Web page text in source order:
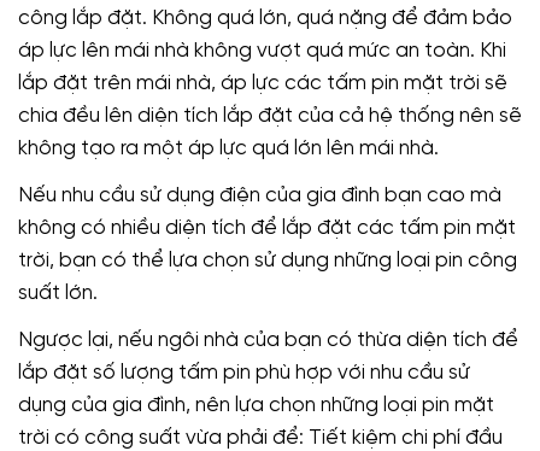
công lắp đặt. Không quá lớn, quá nặng để đảm bảo
áp lực lên mái nhà không vượt quá mức an toàn. Khi
lắp đặt trên mái nhà, áp lực các tấm pin mặt trời sẽ
chia đều lên diện tích lắp đặt của cả hệ thống nên sẽ
không tạo ra một áp lực quá lớn lên mái nhà.
Nếu nhu cầu sử dụng điện của gia đình bạn cao mà
không có nhiều diện tích để lắp đặt các tấm pin mặt
trời, bạn có thể lựa chọn sử dụng những loại pin công
suất lớn.
Ngược lại, nếu ngôi nhà của bạn có thừa diện tích để
lắp đặt số lượng tấm pin phù hợp với nhu cầu sử
dụng của gia đình, nên lựa chọn những loại pin mặt
trời có công suất vừa phải để: Tiết kiệm chi phí đầu